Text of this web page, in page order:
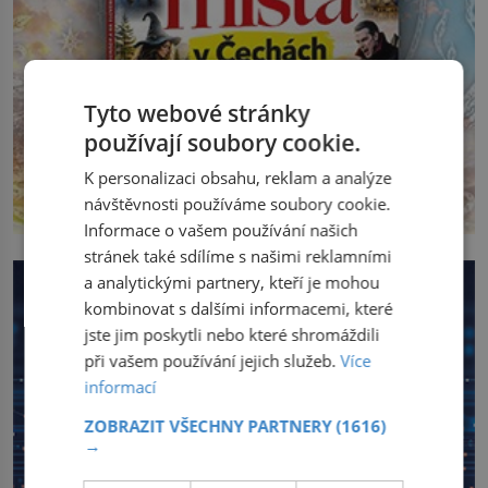
Tyto webové stránky
používají soubory cookie.
K personalizaci obsahu, reklam a analýze
návštěvnosti používáme soubory cookie.
Informace o vašem používání našich
stránek také sdílíme s našimi reklamními
a analytickými partnery, kteří je mohou
kombinovat s dalšími informacemi, které
jste jim poskytli nebo které shromáždili
při vašem používání jejich služeb.Více
informací
ZOBRAZIT VŠECHNY PARTNERY(1616)
→